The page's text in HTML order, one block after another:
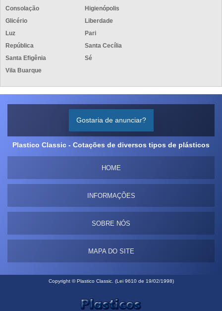
Consolação
Higienópolis
Glicério
Liberdade
Luz
Pari
República
Santa Cecília
Santa Efigênia
Sé
Vila Buarque
Gostaria de anunciar?
Plastico Classic - Cotações de diversos tipos de plásticos
HOME
INFORMAÇÕES
SOBRE NÓS
MAPA DO SITE
Copyright © Plastico Classic. (Lei 9610 de 19/02/1998)